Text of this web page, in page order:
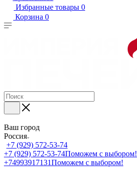
Избранные товары 0
Корзина 0
Ваш город
Россия
+7 (929) 572-53-74
+7 (929) 572-53-74Поможем с выбором!
+74993917131Поможем с выбором!